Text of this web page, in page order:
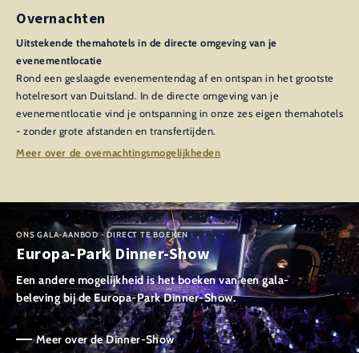
Overnachten
Uitstekende themahotels in de directe omgeving van je
evenementlocatie
Rond een geslaagde evenementendag af en ontspan in het grootste
hotelresort van Duitsland. In de directe omgeving van je
evenementlocatie vind je ontspanning in onze zes eigen themahotels
- zonder grote afstanden en transfertijden.
Meer over de overnachtingsmogelijkheden
ONS GALA-AANBOD - DIRECT TE BOEKEN
Europa-Park Dinner-Show
Een andere mogelijkheid is het boeken van een gala-
beleving bij de Europa-Park Dinner-Show.
Meer over de Dinner-Show